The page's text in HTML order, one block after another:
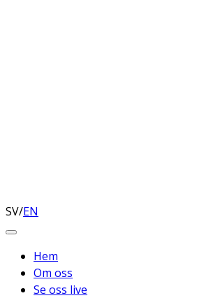
SV/EN
Hem
Om oss
Se oss live